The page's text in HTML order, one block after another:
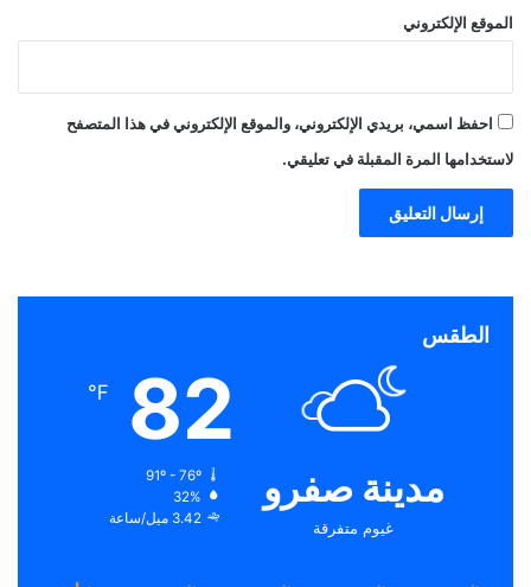
الموقع الإلكتروني
احفظ اسمي، بريدي الإلكتروني، والموقع الإلكتروني في هذا المتصفح
لاستخدامها المرة المقبلة في تعليقي.
الطقس
مدينة صفرو
غيوم متفرقة
82
℉
91º - 76º
32%
3.42 ميل/ساعة